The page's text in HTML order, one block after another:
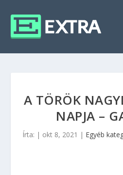
A TÖRÖK
NAPJA –
Írta: | okt 8, 2021 | Egyéb